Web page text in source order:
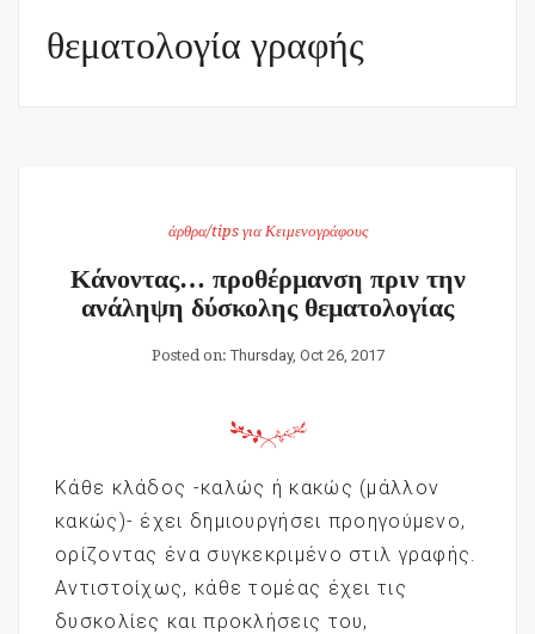
θεματολογία γραφής
άρθρα/tips για Κειμενογράφους
Κάνοντας… προθέρμανση πριν την
ανάληψη δύσκολης θεματολογίας
Posted on: Thursday, Oct 26, 2017
Κάθε κλάδος -καλώς ή κακώς (μάλλον
κακώς)- έχει δημιουργήσει προηγούμενο,
ορίζοντας ένα συγκεκριμένο στιλ γραφής.
Αντιστοίχως, κάθε τομέας έχει τις
δυσκολίες και προκλήσεις του,